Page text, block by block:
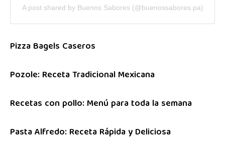
A post shared by Buenos Sabores (@buenossabores.pa)
Pizza Bagels Caseros
Pozole: Receta Tradicional Mexicana
Recetas con pollo: Menú para toda la semana
Pasta Alfredo: Receta Rápida y Deliciosa